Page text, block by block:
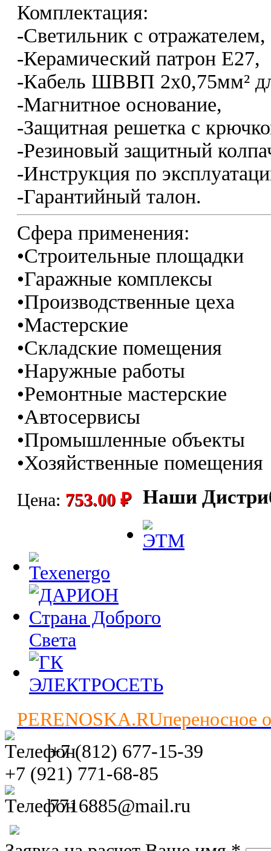
Комплектация:
-Светильник с отражателем,
-Керамический патрон Е27,
-Кабель ШВВП 2х0,75мм²
-Магнитное основание,
-Защитная решетка с
-Резиновый защитный
-Инструкция по
-Гарантийный талон.
Сфера применения:
•Строительные площадки
•Гаражные комплексы
•Производственные цеха
•Мастерские
•Складские помещения
•Наружные работы
•Ремонтные мастерские
•Автосервисы
•Промышленные объекты
•Хозяйственные помещения
Цена: 753.00 ₽ Наши
PERENOSKA.RUпереносное
+7 (812) 677-15-39
+7 (921) 771-68-85
7716885@mail.ru